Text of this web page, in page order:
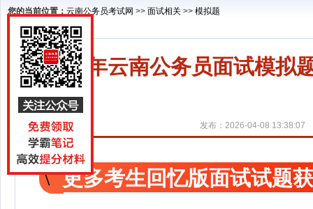
您的当前位置： 云南公务员考试网 >> 面试相关 >> 模拟题
2026年云南公务员面试模拟
发布：2026-04-08 13:38:07
更多考生回忆版面试试题